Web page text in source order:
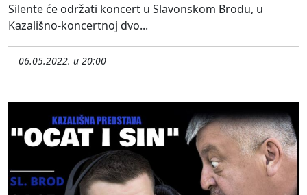
Silente će održati koncert u Slavonskom Brodu, u
Kazališno-koncertnoj dvo...
06.05.2022. u 20:00